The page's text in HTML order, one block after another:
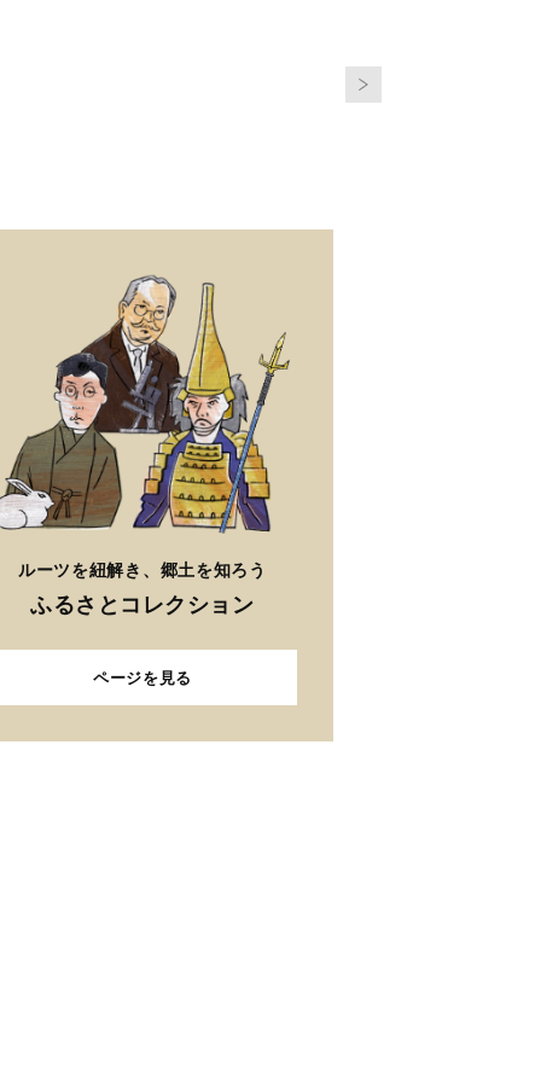
ルーツを紐解き、郷土を知ろう
ふるさとコレクション
ページを見る